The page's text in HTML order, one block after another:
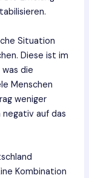
Situation
Diese ist im
was die
Menschen
weniger
negativ auf das
Kombination